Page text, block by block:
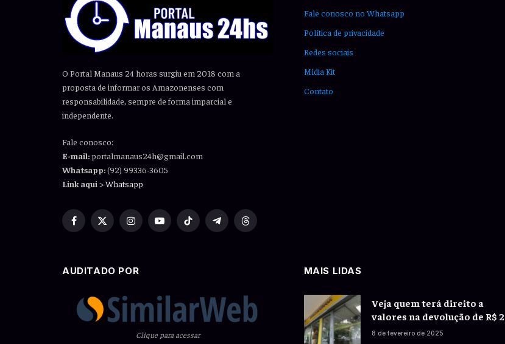
O Portal Manaus 24 horas surgiu em 2018 com a
proposta de informar os Amazonenses com
responsabilidade, sempre de forma imparcial e
independente.
Fale conosco:
E-mail:portalmanaus24h@gmail.com
Whatsapp:(92) 99336-3605
Link aqui >Whatsapp
Facebook
X
InstagramYouTubeTikTok TelegramThreads
Fale conosco no Whatsapp
Política de privacidade
Redes sociais
Mídia Kit
Contato
AUDITADO POR
Clique para acessar
MAIS LIDAS
Veja quem terá direito a
valores na devolução de R$ 20
milhões do Banco do Brasil a
8 de fevereiro de 2025